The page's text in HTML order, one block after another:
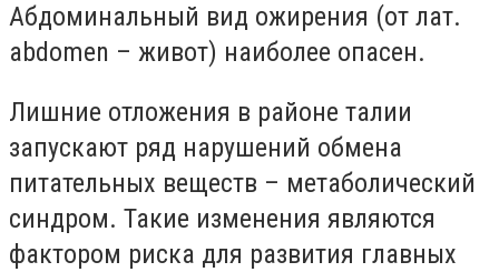
Абдоминальный вид ожирения (от лат.
аbdomen – живот) наиболее опасен.
Лишние отложения в районе талии
запускают ряд нарушений обмена
питательных веществ – метаболический
синдром. Такие изменения являются
фактором риска для развития главных